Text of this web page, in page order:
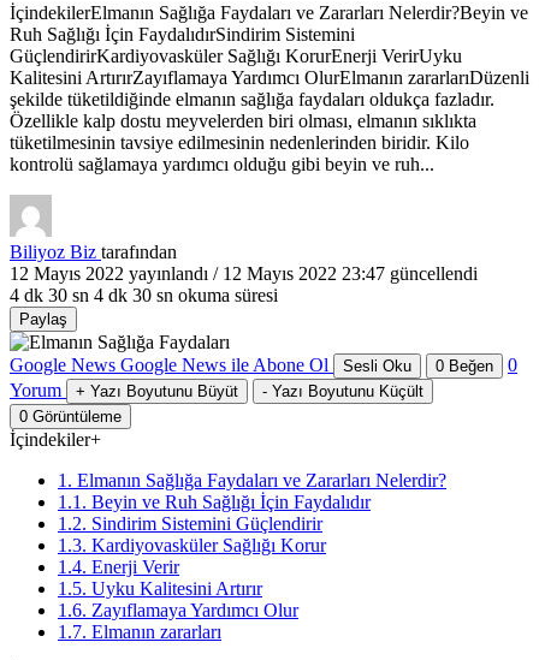
İçindekilerElmanın Sağlığa Faydaları ve Zararları Nelerdir?Beyin ve
Ruh Sağlığı İçin FaydalıdırSindirim Sistemini
GüçlendirirKardiyovasküler Sağlığı KorurEnerji VerirUyku
Kalitesini ArtırırZayıflamaya Yardımcı OlurElmanın zararlarıDüzenli
şekilde tüketildiğinde elmanın sağlığa faydaları oldukça fazladır.
Özellikle kalp dostu meyvelerden biri olması, elmanın sıklıkta
tüketilmesinin tavsiye edilmesinin nedenlerinden biridir. Kilo
kontrolü sağlamaya yardımcı olduğu gibi beyin ve ruh...
Biliyoz Biz tarafından
12 Mayıs 2022 yayınlandı / 12 Mayıs 2022 23:47 güncellendi
4 dk 30 sn 4 dk 30 sn okuma süresi
Paylaş
Google News Google News ile Abone Ol Sesli Oku 0 Beğen
0
Yorum
+ Yazı Boyutunu Büyüt - Yazı Boyutunu Küçült
0 Görüntüleme
İçindekiler+
1. Elmanın Sağlığa Faydaları ve Zararları Nelerdir?
1.1. Beyin ve Ruh Sağlığı İçin Faydalıdır
1.2. Sindirim Sistemini Güçlendirir
1.3. Kardiyovasküler Sağlığı Korur
1.4. Enerji Verir
1.5. Uyku Kalitesini Artırır
1.6. Zayıflamaya Yardımcı Olur
1.7. Elmanın zararları